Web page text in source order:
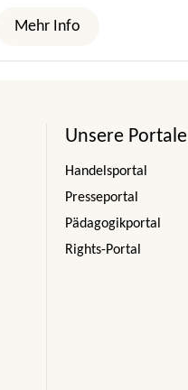
Mehr Info
Unsere Portale
Handelsportal
Presseportal
Pädagogikportal
Rights-Portal